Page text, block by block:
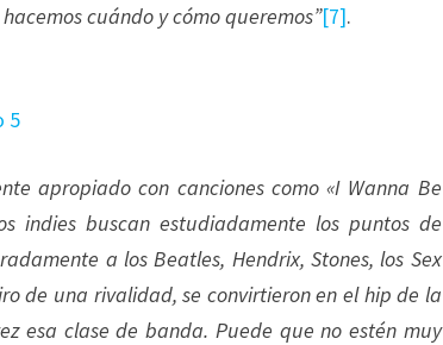
cuándo y cómo queremos”[7].
apropiado con canciones como «I Wanna Be
indies buscan estudiadamente los puntos de
a los Beatles, Hendrix, Stones, los Sex
de una rivalidad, se convirtieron en el hip de la
esa clase de banda. Puede que no estén muy